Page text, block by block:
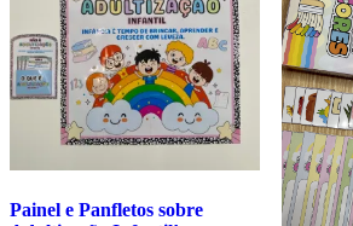
Painel e Panfletos sobre